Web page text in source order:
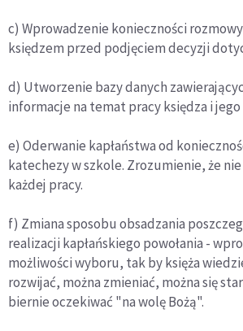
c) Wprowadzenie konieczności
księdzem przed podjęciem decyzji
d) Utworzenie bazy danych
informacje na temat pracy księdza i
e) Oderwanie kapłaństwa od
katechezy w szkole. Zrozumienie, że
każdej pracy.
f) Zmiana sposobu obsadzania
realizacji kapłańskiego powołania -
możliwości wyboru, tak by księża
rozwijać, można zmieniać, można się
biernie oczekiwać "na wolę Bożą".